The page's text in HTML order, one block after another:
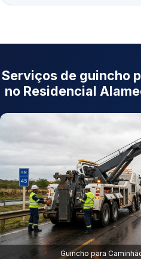
Serviços de guincho
no Residencial
Guincho para